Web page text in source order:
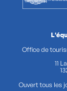
Office de
11
Ouvert tous les